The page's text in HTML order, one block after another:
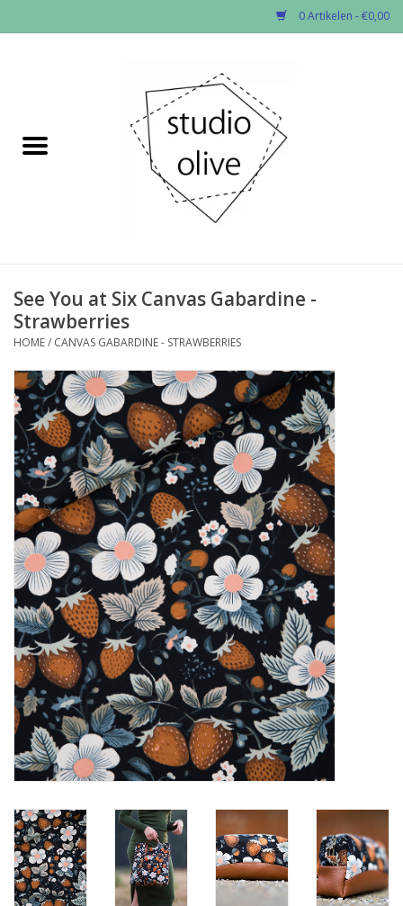
0 Artikelen - €0,00
✂︎Nieuw
Fournituren
Patronen
Workshops
Diy pakketten
Studio Olive inspireert....
See You at Six Canvas Gabardine -
Strawberries
HOME/ CANVAS GABARDINE - STRAWBERRIES